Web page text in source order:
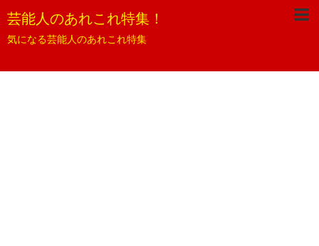
芸能人のあれこれ特集！
気になる芸能人のあれこれ特集